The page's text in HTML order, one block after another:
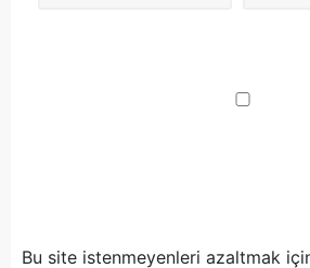
Bu site istenmeyenleri azaltmak